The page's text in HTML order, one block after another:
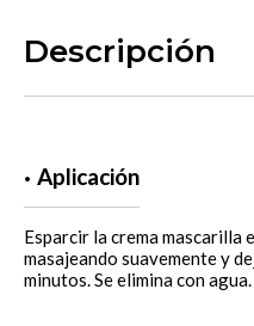
Descripción
Aplicación
Esparcir la crema mascarilla
masajeando suavemente y
minutos. Se elimina con